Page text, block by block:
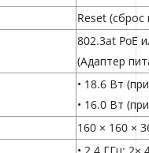
Reset (сброс
802.3at PoE
(Адаптер
• 18.6 Вт
• 16.0 Вт
160 × 160 ×